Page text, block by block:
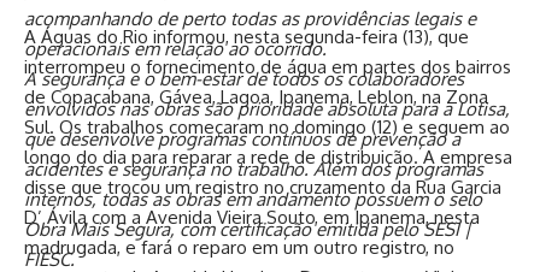
acompanhando de perto todas as providências legais e
operacionais em relação ao ocorrido.
A segurança e o bem-estar de todos os colaboradores
envolvidos nas obras são prioridade absoluta para a Lotisa,
que desenvolve programas contínuos de prevenção a
acidentes e segurança no trabalho. Além dos programas
internos, todas as obras em andamento possuem o selo
Obra Mais Segura, com certificação emitida pelo SESI |
FIESC.
A Águas do Rio informou, nesta segunda-feira (13), que
interrompeu o fornecimento de água em partes dos bairros
de Copacabana, Gávea, Lagoa, Ipanema, Leblon, na Zona
Sul. Os trabalhos começaram no domingo (12) e seguem ao
longo do dia para reparar a rede de distribuição. A empresa
disse que trocou um registro no cruzamento da Rua Garcia
D’ Ávila com a Avenida Vieira Souto, em Ipanema, nesta
madrugada, e fará o reparo em um outro registro, no